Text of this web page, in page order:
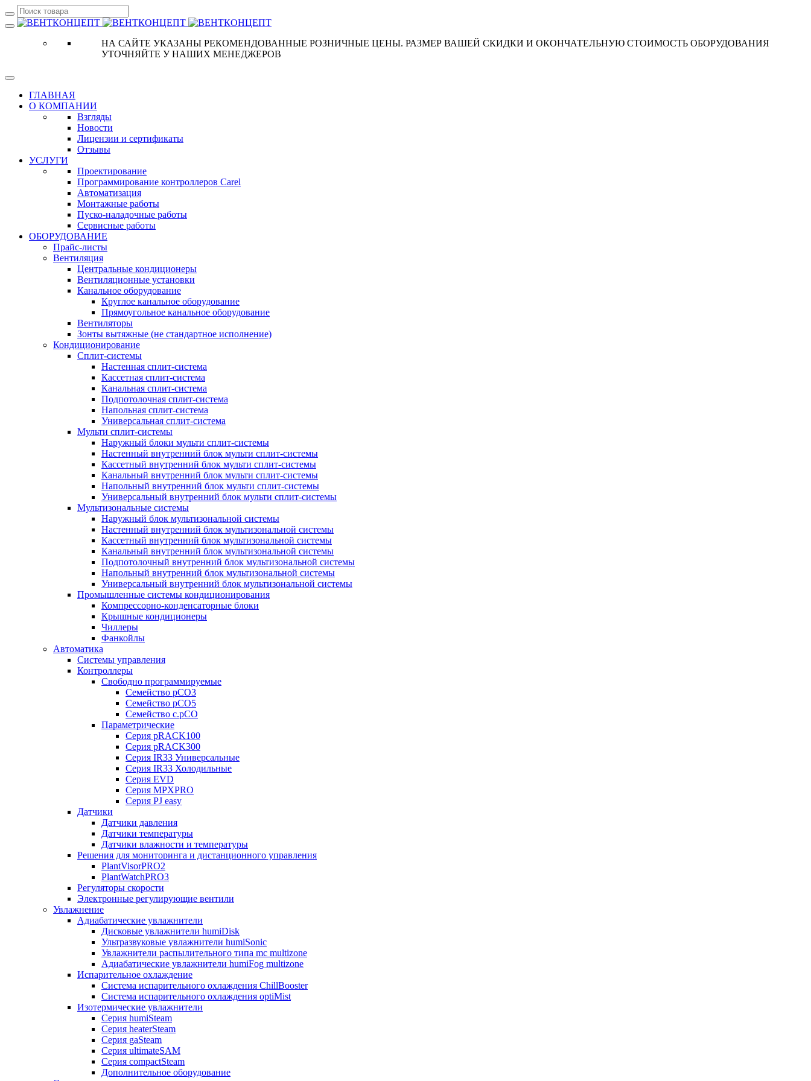
НА САЙТЕ УКАЗАНЫ РЕКОМЕНДОВАННЫЕ РОЗНИЧНЫЕ ЦЕНЫ. РАЗМЕР ВАШЕЙ СКИДКИ И ОКОНЧАТЕЛЬНУЮ СТОИМОСТЬ ОБОРУДОВАНИЯ
УТОЧНЯЙТЕ У НАШИХ МЕНЕДЖЕРОВ
ГЛАВНАЯ
О КОМПАНИИ
Взгляды
Новости
Лицензии и сертификаты
Отзывы
УСЛУГИ
Проектирование
Программирование контроллеров Carel
Автоматизация
Монтажные работы
Пуско-наладочные работы
Сервисные работы
ОБОРУДОВАНИЕ
Прайс-листы
Вентиляция
Центральные кондиционеры
Вентиляционные установки
Канальное оборудование
Круглое канальное оборудование
Прямоугольное канальное оборудование
Вентиляторы
Зонты вытяжные (не стандартное исполнение)
Кондиционирование
Сплит-системы
Настенная сплит-система
Кассетная сплит-система
Канальная сплит-система
Подпотолочная сплит-система
Напольная сплит-система
Универсальная сплит-система
Мульти сплит-системы
Наружный блоки мульти сплит-системы
Настенный внутренний блок мульти сплит-системы
Кассетный внутренний блок мульти сплит-системы
Канальный внутренний блок мульти сплит-системы
Напольный внутренний блок мульти сплит-системы
Универсальный внутренний блок мульти сплит-системы
Мультизональные системы
Наружный блок мультизональной системы
Настенный внутренний блок мультизональной системы
Кассетный внутренний блок мультизональной системы
Канальный внутренний блок мультизональной системы
Подпотолочный внутренний блок мультизональной системы
Напольный внутренний блок мультизональной системы
Универсальный внутренний блок мультизональной системы
Промышленные системы кондиционирования
Компрессорно-конденсаторные блоки
Крышные кондиционеры
Чиллеры
Фанкойлы
Автоматика
Системы управления
Контроллеры
Свободно программируемые
Семейство pCO3
Семейство pCO5
Семейство c.pCO
Параметрические
Серия pRACK100
Серия pRACK300
Серия IR33 Универсальные
Серия IR33 Холодильные
Серия EVD
Серия MPXPRO
Серия PJ easy
Датчики
Датчики давления
Датчики температуры
Датчики влажности и температуры
Решения для мониторинга и дистанционного управления
PlantVisorPRO2
PlantWatchPRO3
Регуляторы скорости
Электронные регулирующие вентили
Увлажнение
Адиабатические увлажнители
Дисковые увлажнители humiDisk
Ультразвуковые увлажнители humiSonic
Увлажнители распылительного типа mc multizone
Адиабатические увлажнители humiFog multizone
Испарительное охлаждение
Система испарительного охлаждения ChillBooster
Система испарительного охлаждения optiMist
Изотермические увлажнители
Серия humiSteam
Серия heaterSteam
Серия gaSteam
Серия ultimateSAM
Серия compactSteam
Дополнительное оборудование